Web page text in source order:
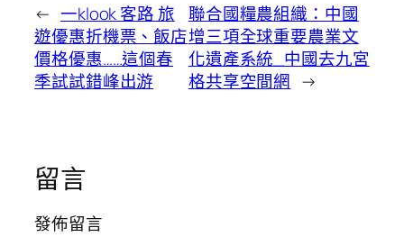
← 一klook 客路 旅
遊優惠折機票、飯店
價格優惠……這個春
季試試錯峰出游
聯合國糧農組織：中國
增三項全球重要農業文
化遺產系統_中國去九宮
格共享空間網 →
留言
發佈留言